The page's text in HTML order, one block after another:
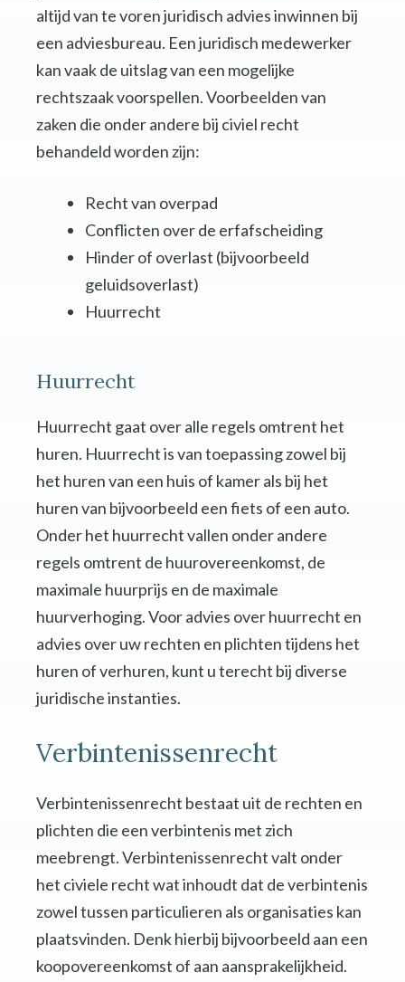
altijd van te voren juridisch advies inwinnen bij
een adviesbureau. Een juridisch medewerker
kan vaak de uitslag van een mogelijke
rechtszaak voorspellen. Voorbeelden van
zaken die onder andere bij civiel recht
behandeld worden zijn:
Recht van overpad
Conflicten over de erfafscheiding
Hinder of overlast (bijvoorbeeld
geluidsoverlast)
Huurrecht
Huurrecht
Huurrecht gaat over alle regels omtrent het
huren. Huurrecht is van toepassing zowel bij
het huren van een huis of kamer als bij het
huren van bijvoorbeeld een fiets of een auto.
Onder het huurrecht vallen onder andere
regels omtrent de huurovereenkomst, de
maximale huurprijs en de maximale
huurverhoging. Voor advies over huurrecht en
advies over uw rechten en plichten tijdens het
huren of verhuren, kunt u terecht bij diverse
juridische instanties.
Verbintenissenrecht
Verbintenissenrecht bestaat uit de rechten en
plichten die een verbintenis met zich
meebrengt. Verbintenissenrecht valt onder
het civiele recht wat inhoudt dat de verbintenis
zowel tussen particulieren als organisaties kan
plaatsvinden. Denk hierbij bijvoorbeeld aan een
koopovereenkomst of aan aansprakelijkheid.